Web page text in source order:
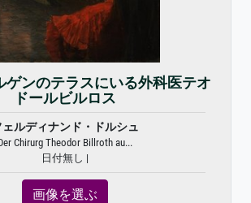
ゲンのテラスにいる外科医テオ
ドールビルロス
ェルディナンド・ドルシュ
Chirurg Theodor Billroth au...
日付無し |
画像を選ぶ